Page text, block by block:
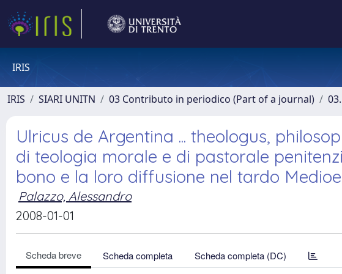
IRIS
IRIS SIARI UNITN 03 Contributo in periodico (Part of a journal)
Ulricus de Argentina ... theologus,
di teologia morale e di pastorale
bono e la loro diffusione nel tardo
Palazzo, Alessandro
2008-01-01
Scheda breve Scheda completa Scheda completa (DC)